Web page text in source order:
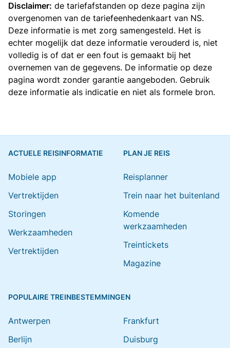
Disclaimer: de tariefafstanden op deze pagina zijn
overgenomen van de tariefeenhedenkaart van NS.
Deze informatie is met zorg samengesteld. Het is
echter mogelijk dat deze informatie verouderd is, niet
volledig is of dat er een fout is gemaakt bij het
overnemen van de gegevens. De informatie op deze
pagina wordt zonder garantie aangeboden. Gebruik
deze informatie als indicatie en niet als formele bron.
ACTUELE REISINFORMATIE
Mobiele app
Vertrektijden
Storingen
Werkzaamheden
Vertrektijden
PLAN JE REIS
Reisplanner
Trein naar het buitenland
Komende
werkzaamheden
Treintickets
Magazine
POPULAIRE TREINBESTEMMINGEN
Antwerpen
Berlijn
Frankfurt
Duisburg